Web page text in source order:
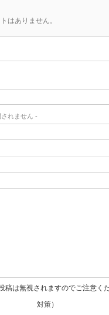
はありません。
れません -
稿は無視されますのでご注意く
対策）